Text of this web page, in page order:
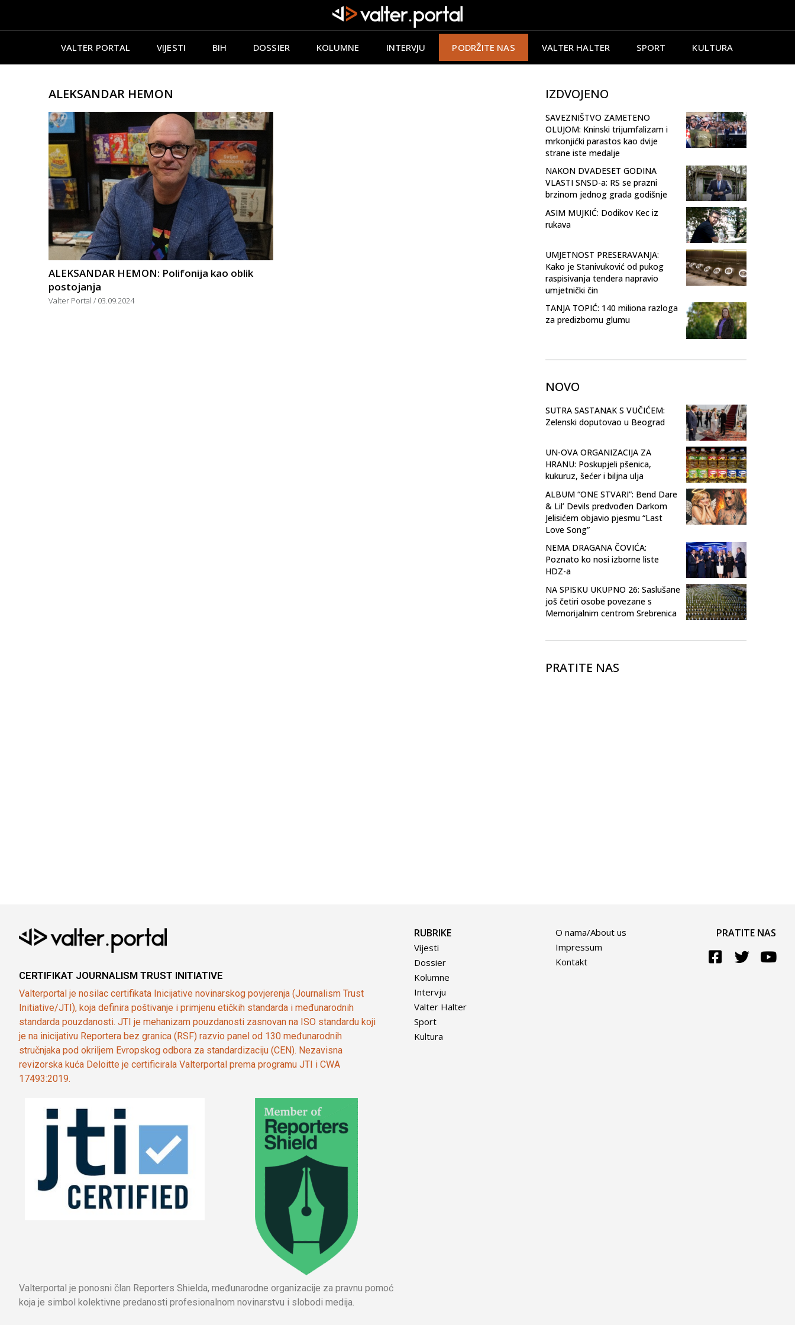
VALTER PORTAL VIJESTI BIH DOSSIER KOLUMNE INTERVJU PODRŽITE NAS VALTER HALTER SPORT KULTURA
ALEKSANDAR HEMON
ALEKSANDAR HEMON: Polifonija kao oblik
postojanja
Valter Portal 03.09.2024
IZDVOJENO
SAVEZNIŠTVO ZAMETENO
OLUJOM: Kninski trijumfalizam i
mrkonjićki parastos kao dvije
strane iste medalje
NAKON DVADESET GODINA
VLASTI SNSD-a: RS se prazni
brzinom jednog grada godišnje
ASIM MUJKIĆ: Dodikov Kec iz
rukava
UMJETNOST PRESERAVANJA:
Kako je Stanivuković od pukog
raspisivanja tendera napravio
umjetnički čin
TANJA TOPIĆ: 140 miliona razloga
za predizbornu glumu
NOVO
SUTRA SASTANAK S VUČIĆEM:
Zelenski doputovao u Beograd
UN-OVA ORGANIZACIJA ZA
HRANU: Poskupjeli pšenica,
kukuruz, šećer i biljna ulja
ALBUM “ONE STVARI”: Bend Dare
& Lil’ Devils predvođen Darkom
Jelisićem objavio pjesmu “Last
Love Song”
NEMA DRAGANA ČOVIĆA:
Poznato ko nosi izborne liste
HDZ-a
NA SPISKU UKUPNO 26: Saslušane
još četiri osobe povezane s
Memorijalnim centrom Srebrenica
PRATITE NAS
CERTIFIKAT JOURNALISM TRUST INITIATIVE
Valterportal je nosilac certifikata Inicijative novinarskog povjerenja (Journalism Trust
Initiative/JTI), koja definira poštivanje i primjenu etičkih standarda i međunarodnih
standarda pouzdanosti. JTI je mehanizam pouzdanosti zasnovan na ISO standardu koji
je na inicijativu Reportera bez granica (RSF) razvio panel od 130 međunarodnih
stručnjaka pod okriljem Evropskog odbora za standardizaciju (CEN). Nezavisna
revizorska kuća Deloitte je certificirala Valterportal prema programu JTI i CWA
17493:2019.
Valterportal je ponosni član Reporters Shielda, međunarodne organizacije za pravnu pomoć
koja je simbol kolektivne predanosti profesionalnom novinarstvu i slobodi medija.
RUBRIKE
Vijesti
Dossier
Kolumne
Intervju
Valter Halter
Sport
Kultura
O nama/About us
Impressum
Kontakt
PRATITE NAS